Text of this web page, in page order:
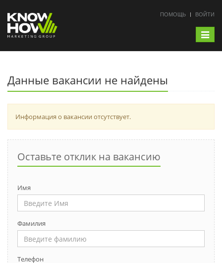
ПОМОЩЬ ВОЙТИ
Toggle
Данные вакансии не найдены
Информация о вакансии отсутствует.
Оставьте отклик на вакансию
Имя
Фамилия
Телефон